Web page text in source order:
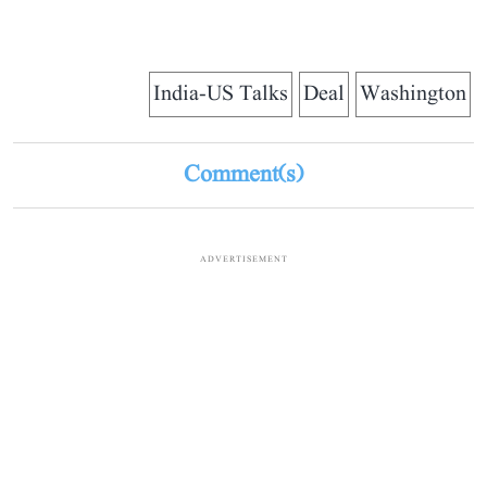
Washington
Deal
India-US Talks
Comment(s)
ADVERTISEMENT